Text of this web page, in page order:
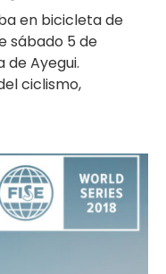
en bicicleta de
sábado 5 de
Ayegui.
ciclismo,